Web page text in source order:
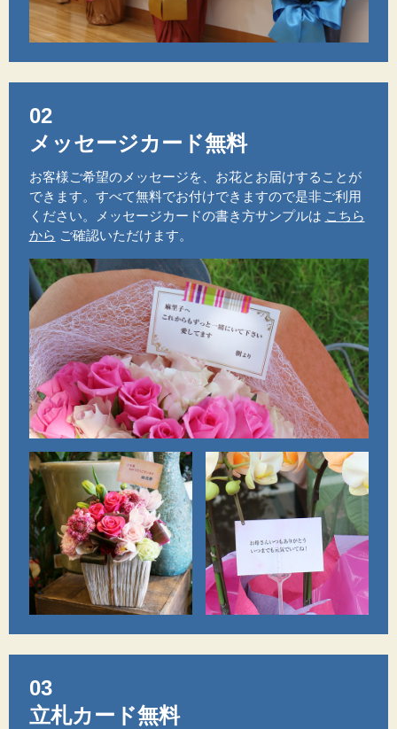
02
メッセージカード無料
お客様ご希望のメッセージを、お花とお届けすることが
できます。すべて無料でお付けできますので是非ご利用
ください。メッセージカードの書き方サンプルは こちら
から ご確認いただけます。
03
立札カード無料